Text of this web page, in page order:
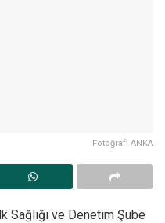
Fotoğraf: ANKA
Sağlığı ve Denetim Şube